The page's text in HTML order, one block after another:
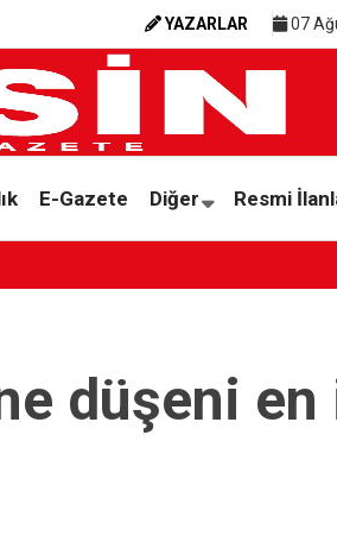
YAZARLAR 07
E-Gazete Diğer Resmi
düşeni en